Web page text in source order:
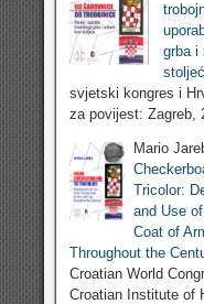
grba i
svjetski kongres i
za povijest: Zagreb,
Mario
Tricolor:
and Use
Coat of
Throughout the
Croatian World
Croatian Institute of